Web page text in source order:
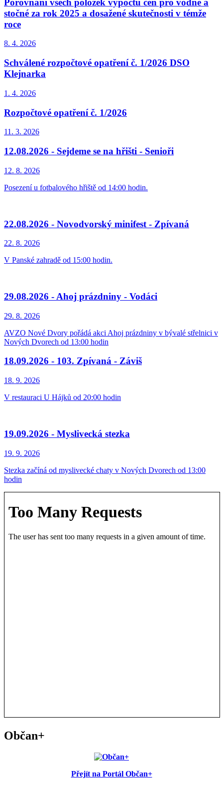
Porovnání všech položek výpočtu cen pro vodné a
stočné za rok 2025 a dosažené skutečnosti v témže
roce
8. 4. 2026
Schválené rozpočtové opatření č. 1/2026 DSO
Klejnarka
1. 4. 2026
Rozpočtové opatření č. 1/2026
11. 3. 2026
12.08.2026 - Sejdeme se na hřišti - Senioři
12. 8. 2026
Posezení u fotbalového hřiště od 14:00 hodin.
22.08.2026 - Novodvorský minifest - Zpívaná
22. 8. 2026
V Panské zahradě od 15:00 hodin.
29.08.2026 - Ahoj prázdniny - Vodáci
29. 8. 2026
AVZO Nové Dvory pořádá akci Ahoj prázdniny v bývalé střelnici v
Nových Dvorech od 13:00 hodin
18.09.2026 - 103. Zpívaná - Záviš
18. 9. 2026
V restauraci U Hájků od 20:00 hodin
19.09.2026 - Myslivecká stezka
19. 9. 2026
Stezka začíná od myslivecké chaty v Nových Dvorech od 13:00
hodin
Občan+
Přejít na Portál Občan+